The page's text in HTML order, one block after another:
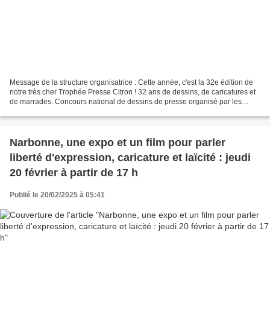
Message de la structure organisatrice : Cette année, c'est la 32e édition de
notre très cher Trophée Presse Citron ! 32 ans de dessins, de caricatures et
de marrades. Concours national de dessins de presse organisé par les
Narbonne, une expo et un film pour parler
liberté d'expression, caricature et laïcité : jeudi
20 février à partir de 17 h
Publié le 20/02/2025 à 05:41